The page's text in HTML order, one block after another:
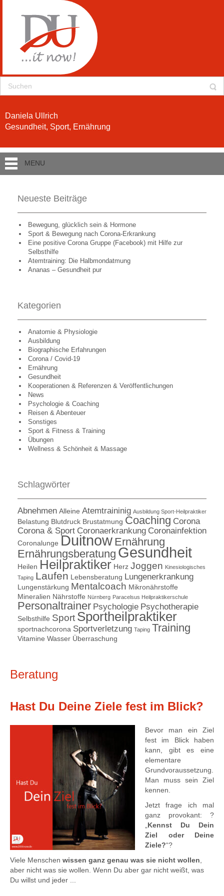
Daniela Ullrich
Gesundheit, Sport, Ernährung
MENU
Neueste Beiträge
Bewegung, glücklich sein & Hormone
Sport & Bewegung nach Corona-Erkrankung
Eine positive Corona Gruppe (Facebook) mit Hilfe zur
Selbsthilfe
Atemtraining: Die Halbmondatmung
Ananas – Gesundheit pur
Kategorien
Anatomie & Physiologie
Ausbildung
Biographische Erfahrungen
Corona / Covid-19
Ernährung
Gesundheit
Kooperationen & Referenzen & Veröffentlichungen
News
Psychologie & Coaching
Reisen & Abenteuer
Sonstiges
Sport & Fitness & Training
Übungen
Wellness & Schönheit & Massage
Schlagwörter
Abnehmen Alleine Atemtraininig Ausbildung Sport-Heilpraktiker
Belastung Blutdruck Brustatmung Coaching Corona
Corona & Sport Coronaerkrankung Coronainfektion
Coronalunge Duitnow Ernährung
Ernährungsberatung Gesundheit
Heilen Heilpraktiker Herz Joggen Kinesiologisches
Taping Laufen Lebensberatung Lungenerkrankung
Lungenstärkung Mentalcoach Mikronährstoffe
Mineralien Nährstoffe Nürnberg Paracelsus Heilpraktikerschule
Personaltrainer Psychologie Psychotherapie
Selbsthilfe Sport Sportheilpraktiker
sportnachcorona Sportverletzung Taping Training
Vitamine Wasser Überraschung
Beratung
Hast Du Deine Ziele fest im Blick?
Bevor man ein Ziel
fest im Blick haben
kann, gibt es eine
elementare
Grundvoraussetzung.
Man muss sein Ziel
kennen.
Jetzt frage ich mal
ganz provokant: ?
Kennst Du Dein
Ziel oder Deine
Ziele?“?
Viele Menschen wissen ganz genau was sie nicht wollen
aber nicht was sie wollen. Wenn Du aber gar nicht weißt, was
Du willst und jeder ...